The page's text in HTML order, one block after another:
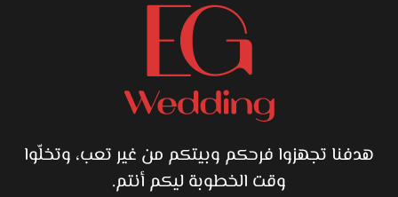
هدفنا تجهزوا فرحكم وبيتكم من غير تعب، وتخلّوا
وقت الخطوبة ليكم أنتم.